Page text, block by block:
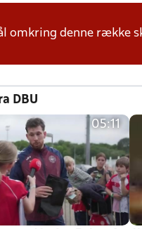
omkring denne række
DBU
05:11